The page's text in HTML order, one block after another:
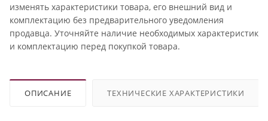
изменять характеристики товара, его внешний вид и
комплектацию без предварительного уведомления
продавца. Уточняйте наличие необходимых характеристик
и комплектацию перед покупкой товара.
ОПИСАНИЕ ТЕХНИЧЕСКИЕ ХАРАКТЕРИСТИКИ